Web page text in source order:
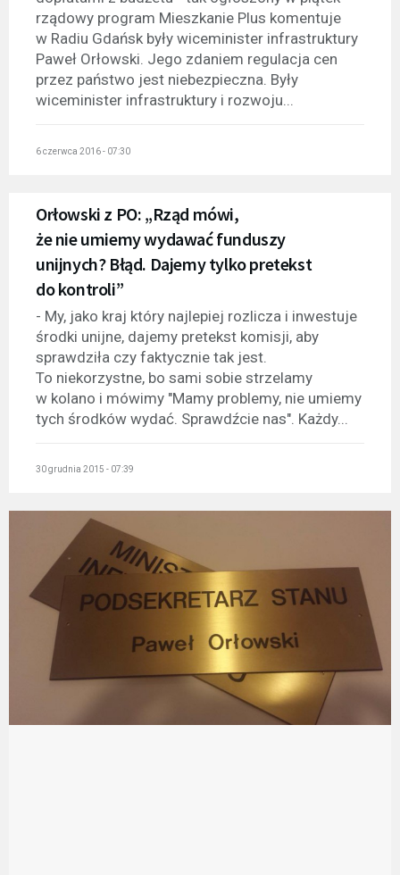
rządowy program Mieszkanie Plus komentuje
w Radiu Gdańsk były wiceminister infrastruktury
Paweł Orłowski. Jego zdaniem regulacja cen
przez państwo jest niebezpieczna. Były
wiceminister infrastruktury i rozwoju...
6 czerwca 2016 - 07:30
Orłowski z PO: „Rząd mówi,
że nie umiemy wydawać funduszy
unijnych? Błąd. Dajemy tylko pretekst
do kontroli”
- My, jako kraj który najlepiej rozlicza i inwestuje
środki unijne, dajemy pretekst komisji, aby
sprawdziła czy faktycznie tak jest.
To niekorzystne, bo sami sobie strzelamy
w kolano i mówimy "Mamy problemy, nie umiemy
tych środków wydać. Sprawdźcie nas". Każdy...
30 grudnia 2015 - 07:39